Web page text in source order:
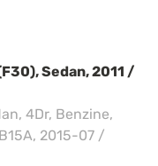
Sedan, 2011 /
4Dr, Benzine,
2015-07 /